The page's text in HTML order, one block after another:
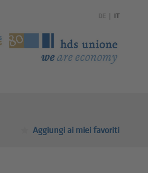
DE IT
Aggiungi ai miei favoriti